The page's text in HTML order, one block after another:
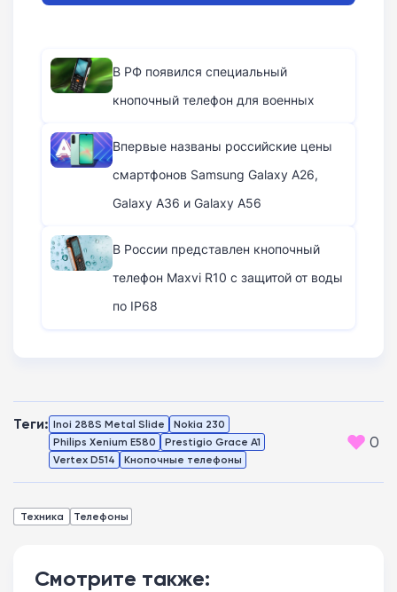
В РФ появился специальный
кнопочный телефон для военных
Впервые названы российские цены
смартфонов Samsung Galaxy A26,
Galaxy A36 и Galaxy A56
В России представлен кнопочный
телефон Maxvi R10 с защитой от воды
по IP68
Теги: Inoi 288S Metal Slide
Nokia 230
Philips Xenium E580
Prestigio Grace A1
Vertex D514
Кнопочные телефоны
0
Техника Телефоны
Смотрите также: